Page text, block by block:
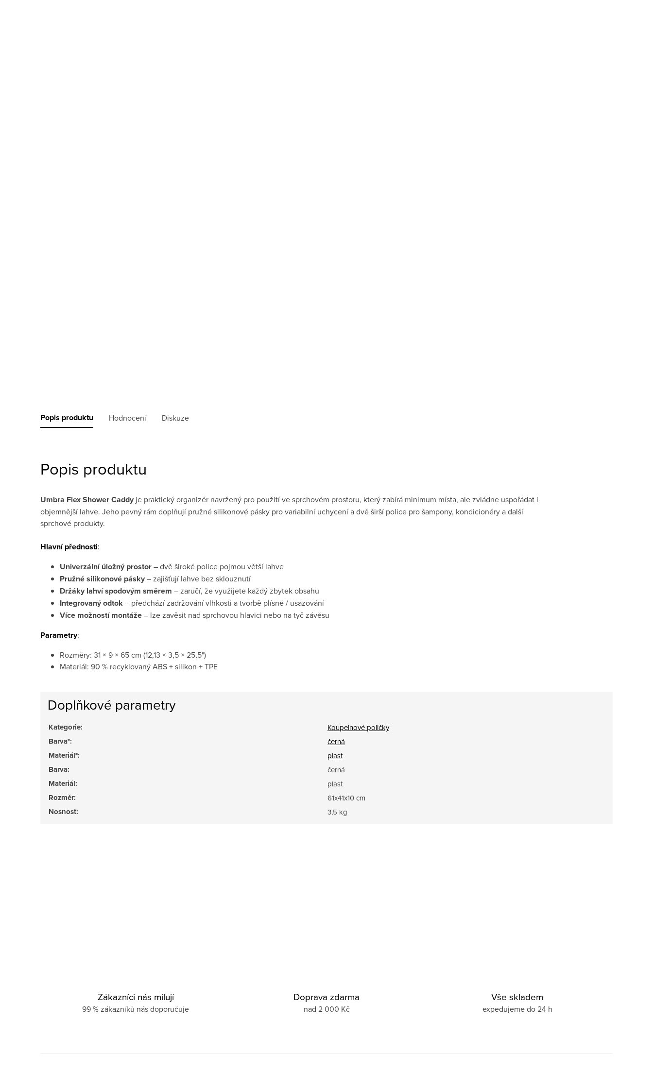
Popis produktu Hodnocení Diskuze
Popis produktu
Umbra Flex Shower Caddy je praktický organizér navržený pro použití ve sprchovém prostoru, který zabírá minimum místa, ale zvládne uspořádat i
objemnější lahve. Jeho pevný rám doplňují pružné silikonové pásky pro variabilní uchycení a dvě širší police pro šampony, kondicionéry a další
sprchové produkty.
Hlavní přednosti:
Univerzální úložný prostor– dvě široké police pojmou větší lahve
Pružné silikonové pásky– zajišťují lahve bez sklouznutí
Držáky lahví spodovým směrem – zaručí, že využijete každý zbytek obsahu
Integrovaný odtok– předchází zadržování vlhkosti a tvorbě plísně / usazování
Více možností montáže– lze zavěsit nad sprchovou hlavici nebo na tyč závěsu
Parametry:
Rozměry: 31 × 9 × 65 cm (12,13 × 3,5 × 25,5")
Materiál: 90 % recyklovaný ABS + silikon + TPE
Doplňkové parametry
Kategorie: Koupelnové poličky
Barva*: černá
Materiál*: plast
Barva: černá
Materiál: plast
Rozměr: 61x41x10 cm
Nosnost: 3,5 kg
Zákazníci nás milují
99 % zákazníků nás doporučuje
Doprava zdarma
nad 2 000 Kč
Vše skladem
expedujeme do 24 h